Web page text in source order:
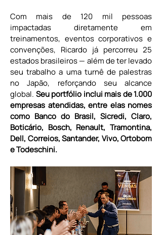
Com mais de 120 mil pessoas
impactadas diretamente em
treinamentos, eventos corporativos e
convenções, Ricardo já percorreu 25
estados brasileiros — além de ter levado
seu trabalho a uma turnê de palestras
no Japão, reforçando seu alcance
global. Seu portfólio inclui mais de 1.000
empresas atendidas, entre elas nomes
como Banco do Brasil, Sicredi, Claro,
Boticário, Bosch, Renault, Tramontina,
Dell, Correios, Santander, Vivo, Ortobom
e Todeschini.